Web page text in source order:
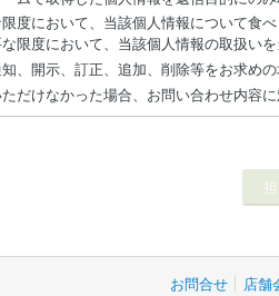
度において、当該個人情報について食
限度において、当該個人情報の取扱い
、開示、訂正、追加、削除等をお求め
だけなかった場合、お問い合わせ内容
お問合せ 店舗